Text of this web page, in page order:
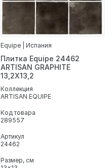
Equipe | Испания
Плитка Equipe 24462
ARTISAN GRAPHITE
13,2X13,2
Коллекция
ARTISAN EQUIPE
Код товара
289557
Артикул
24462
Размер, см